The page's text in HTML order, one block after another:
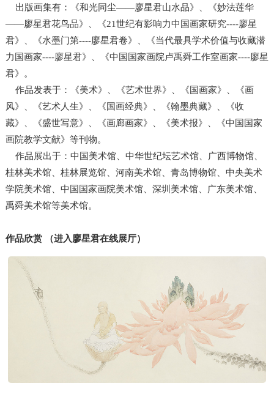
出版画集有：《和光同尘——廖星君山水品》、《妙法莲华
——廖星君花鸟品》、《21世纪有影响力中国画家研究----廖星
君》、《水墨门第----廖星君卷》、《当代最具学术价值与收藏潜
力国画家----廖星君》、《中国国家画院卢禹舜工作室画家----廖星
君》。
作品发表于：《美术》、《艺术世界》、《国画家》、《画
风》、《艺术人生》、《国画经典》、《翰墨典藏》、《收
藏》、《盛世写意》、《画廊画家》、《美术报》、《中国国家
画院教学文献》等刊物。
作品展出于：中国美术馆、中华世纪坛艺术馆、广西博物馆、
桂林美术馆、桂林展览馆、河南美术馆、青岛博物馆、中央美术
学院美术馆、中国国家画院美术馆、深圳美术馆、广东美术馆、
禹舜美术馆等美术馆。
作品欣赏 （进入廖星君在线展厅）